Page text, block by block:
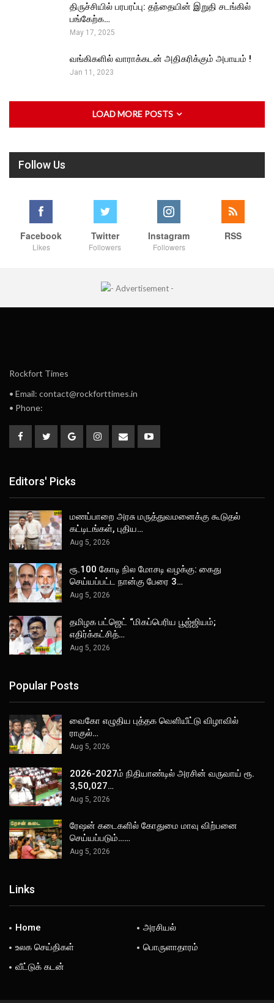
திருச்சியில் பரபரப்பு: தந்தையின் இறுதி சடங்கில்
பங்கேற்க…
May 17, 2025
வங்கிகளில் வாராக்கடன் அதிகரிக்கும் அபாயம் !
Jan 11, 2023
LOAD MORE POSTS
Follow Us
Facebook
Likes
Twitter
Followers
Instagram
Followers
RSS
Rockfort Times
• Email: contact@rockforttimes.in
• Phone:
Editors' Picks
மணப்பாறை அரசு மருத்துவமனைக்கு கூடுதல்
கட்டிடங்கள், புதிய…
Aug 5, 2026
ரூ.100 கோடி நில மோசடி வழக்கு: கைது
செய்யப்பட்ட நான்கு பேரை 3…
Aug 5, 2026
தமிழக பட்ஜெட் “மிகப்பெரிய பூஜ்ஜியம்;
எதிர்க்கட்சித்…
Aug 5, 2026
Popular Posts
வைகோ எழுதிய புத்தக வெளியீட்டு விழாவில்
ராகுல்…
Aug 5, 2026
2026-2027ம் நிதியாண்டில் அரசின் வருவாய் ரூ.
3,50,027…
Aug 5, 2026
ரேஷன் கடைகளில் கோதுமை மாவு விற்பனை
செய்யப்படும்……
Aug 5, 2026
Links
Home
அரசியல்
உலக செய்திகள்
பொருளாதாரம்
வீட்டுக் கடன்